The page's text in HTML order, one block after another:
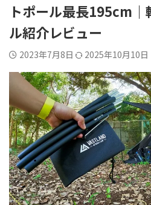
トポール最長195cm｜
ル紹介レビュー
2023年7月8日 2025年10月10日